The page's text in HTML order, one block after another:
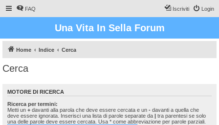
FAQ Login
Iscriviti
Una Vita In Sella Forum
Home Indice Cerca
Cerca
MOTORE DI RICERCA
Ricerca per termini:
Metti un + davanti alla parola che deve essere cercata e un - davanti a quella che
deve essere ignorata. Inserisci una lista di parole separate da | tra parentesi se solo
una delle parole deve essere cercata. Usa * come abbreviazione per parole parziali.